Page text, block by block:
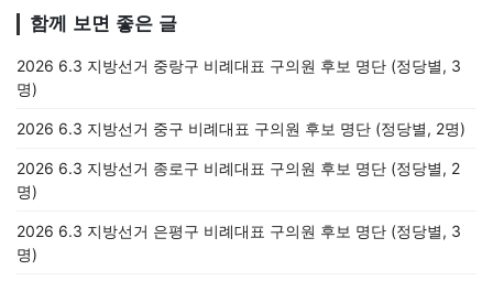
함께 보면 좋은 글
2026 6.3 지방선거 중랑구 비례대표 구의원 후보 명단 (정당별, 3
명)
2026 6.3 지방선거 중구 비례대표 구의원 후보 명단 (정당별, 2명)
2026 6.3 지방선거 종로구 비례대표 구의원 후보 명단 (정당별, 2
명)
2026 6.3 지방선거 은평구 비례대표 구의원 후보 명단 (정당별, 3
명)